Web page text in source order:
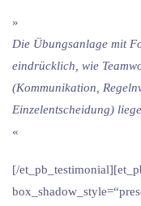
»
Die Übungsanlage mit
eindrücklich, wie
(Kommunikation,
Einzelentscheidung)
«
[/